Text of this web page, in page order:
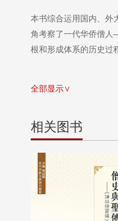
本书综合运用国内、外
角考察了一代华侨僧人
根和形成体系的历史过
全部显示∨
相关图书